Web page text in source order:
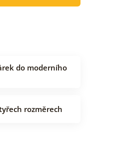
do moderního
rozměrech